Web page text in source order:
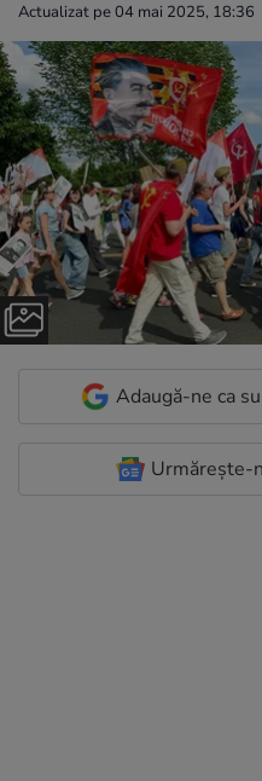
Actualizat pe 04 mai 2025, 18:36
Adaugă-ne ca
Urmărește-